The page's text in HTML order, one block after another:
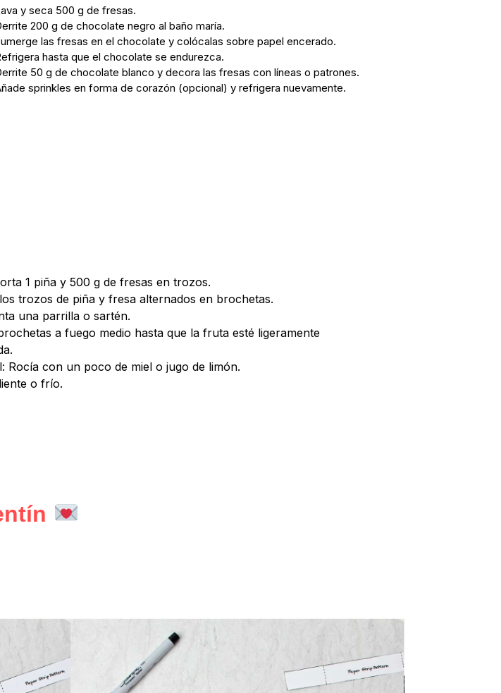
y seca 500 g de fresas.
200 g de chocolate negro al baño maría.
las fresas en el chocolate y colócalas sobre papel encerado.
hasta que el chocolate se endurezca.
50 g de chocolate blanco y decora las fresas con líneas o patrones.
sprinkles en forma de corazón (opcional) y refrigera nuevamente.
1 piña y 500 g de fresas en trozos.
trozos de piña y fresa alternados en brochetas.
una parrilla o sartén.
a fuego medio hasta que la fruta esté ligeramente
Rocía con un poco de miel o jugo de limón.
o frío.